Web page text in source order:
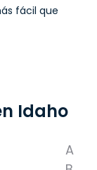
fácil que
Idaho
A